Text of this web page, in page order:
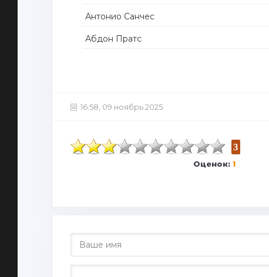
Антонио Санчес
Абдон Пратс
16:58, 09 ноябрь 2025
3
Оценок: 1